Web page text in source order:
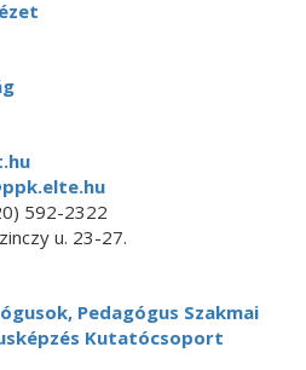
592-2322
u. 23-27.
Pedagógus Szakmai
Kutatócsoport